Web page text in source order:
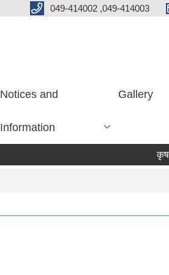
049-414002 ,049-414003
Notices and
Information
Gallery
कृषक